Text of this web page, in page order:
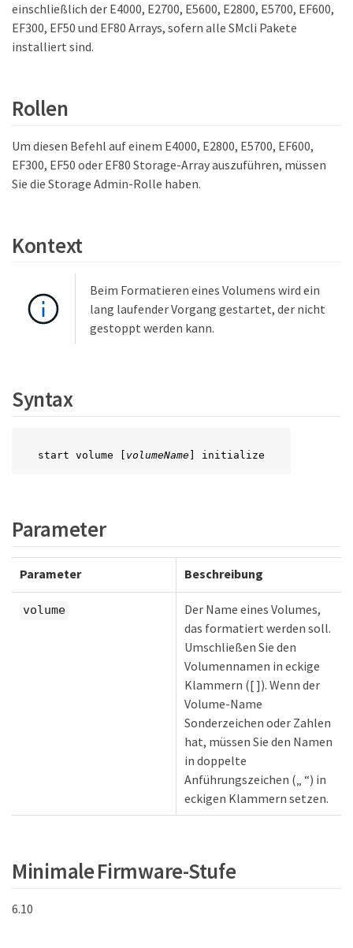
einschließlich der E4000, E2700, E5600, E2800, E5700, EF600,
EF300, EF50 und EF80 Arrays, sofern alle SMcli Pakete
installiert sind.
Rollen
Um diesen Befehl auf einem E4000, E2800, E5700, EF600,
EF300, EF50 oder EF80 Storage-Array auszuführen, müssen
Sie die Storage Admin-Rolle haben.
Kontext
Beim Formatieren eines Volumens wird ein
lang laufender Vorgang gestartet, der nicht
gestoppt werden kann.
Syntax
start volume [ volumeName] initialize
Parameter
Parameter Beschreibung
volume
Der Name eines Volumes,
das formatiert werden soll.
Umschließen Sie den
Volumennamen in eckige
Klammern ([ ]). Wenn der
Volume-Name
Sonderzeichen oder Zahlen
hat, müssen Sie den Namen
in doppelte
Anführungszeichen („ “) in
eckigen Klammern setzen.
Minimale Firmware-Stufe
6.10